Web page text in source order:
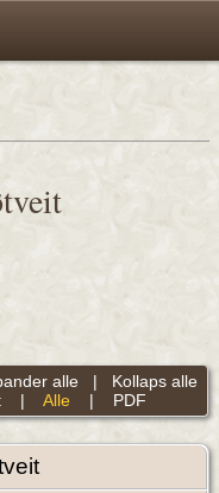
alle | Kollaps alle
| Alle | PDF